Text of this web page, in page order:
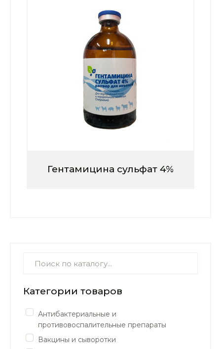
Гентамицина сульфат 4%
Категории товаров
Антибактериальные и
противовоспалительные препараты
Вакцины и сыворотки